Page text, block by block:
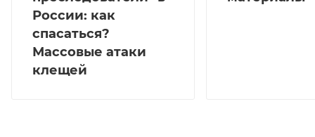
России: как
спасаться?
Массовые атаки
клещей